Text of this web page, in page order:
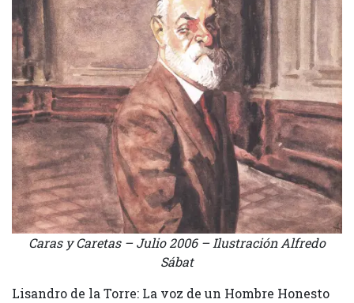
Caras y Caretas – Julio 2006 – Ilustración Alfredo
Sábat
Lisandro de la Torre: La voz de un Hombre Honesto